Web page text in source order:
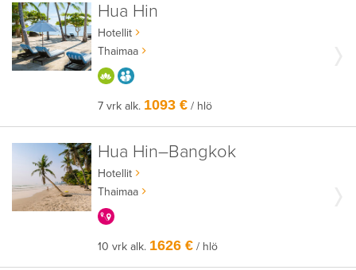
Hua Hin
Hotellit
Thaimaa
HYVÄÄN OLOON
7 vrk alk. 1093 € / hlö
Hua Hin–Bangkok
Hotellit
Thaimaa
10 vrk alk. 1626 € / hlö